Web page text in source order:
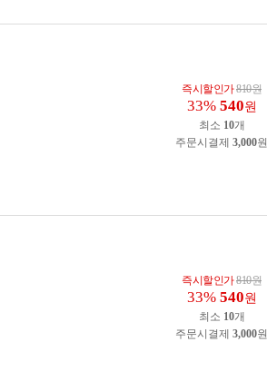
즉시할인가810원
33% 540원
최소 10개
주문시결제 3,000원
즉시할인가810원
33% 540원
최소 10개
주문시결제 3,000원